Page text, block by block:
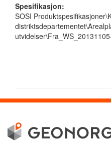
Spesifikasjon:
SOSI